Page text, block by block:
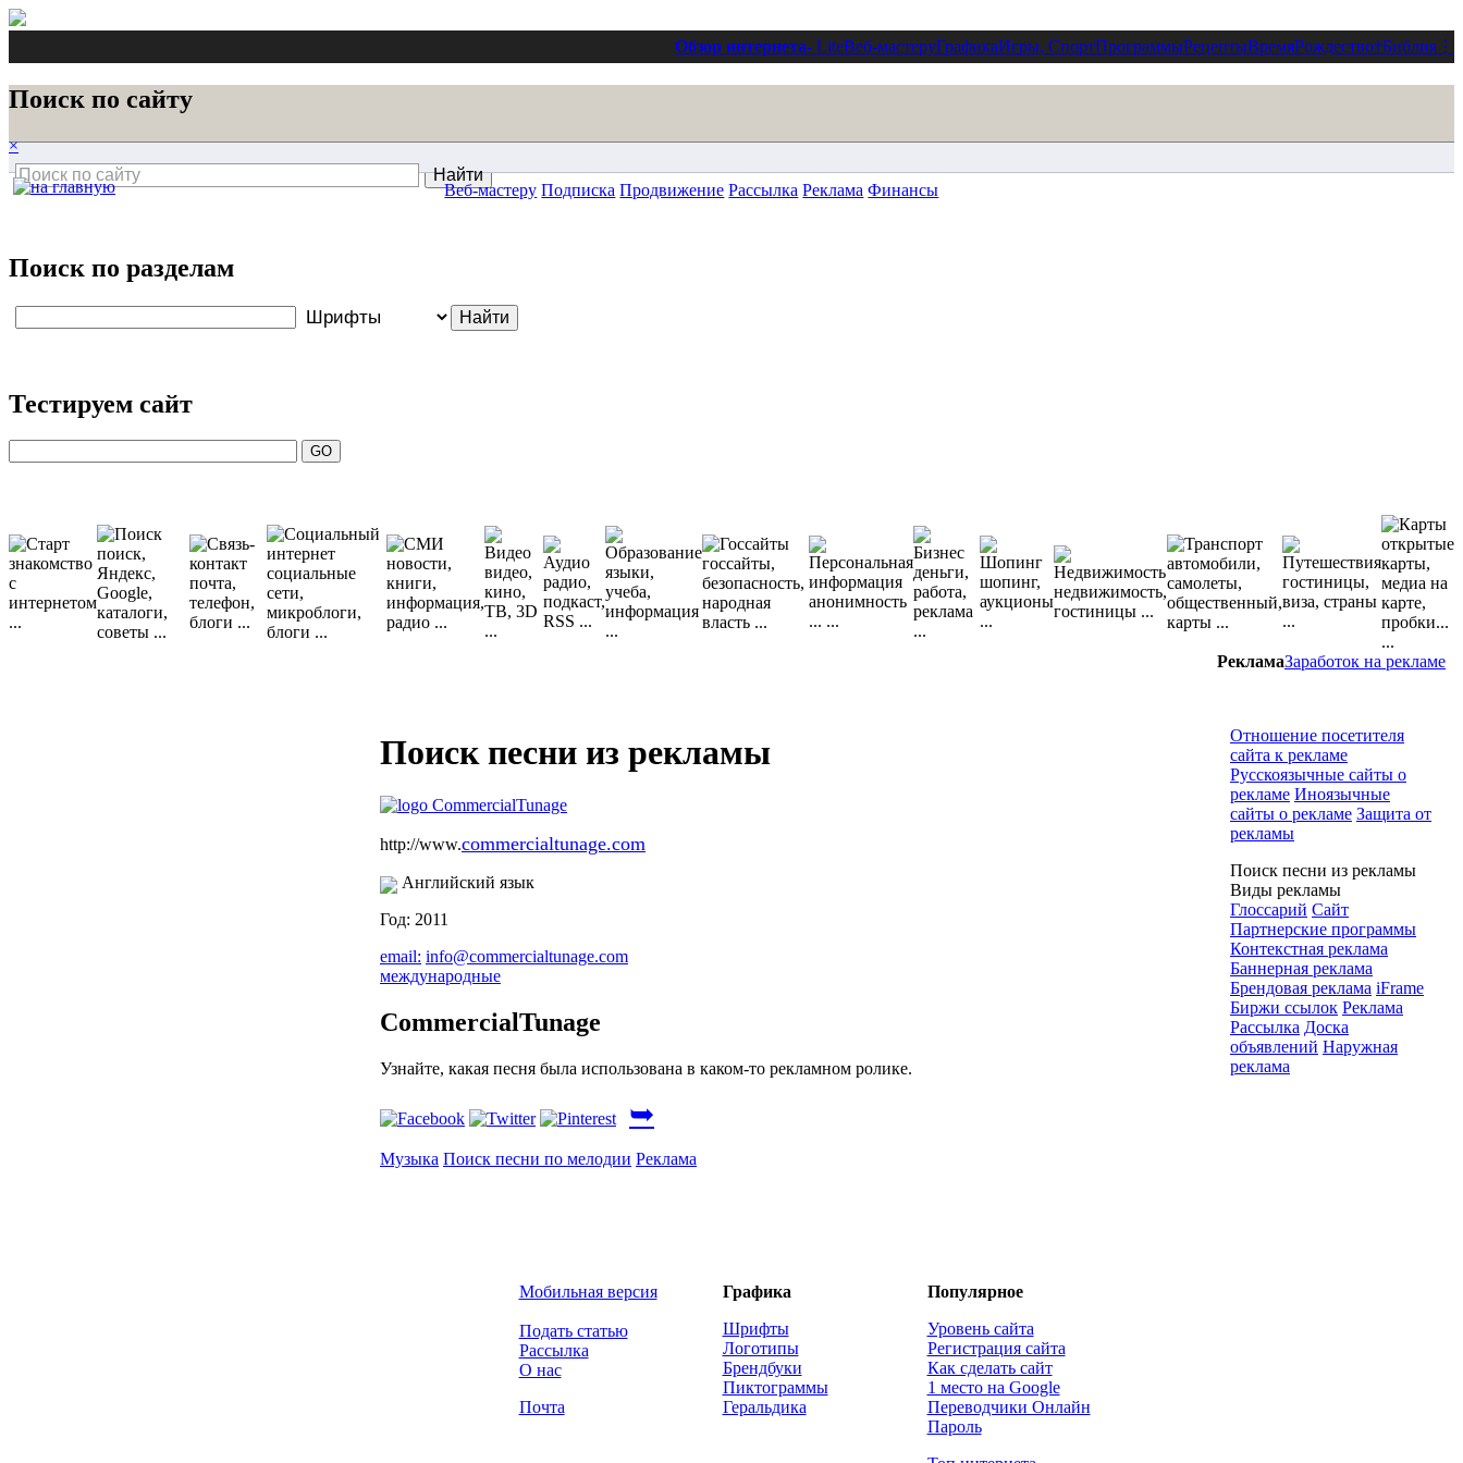
Обзор интернета- LiteВеб-мастеруГрафикаИгры, СпортПрограммыРецептыВремяРождество†Библия ⋮
Поиск по сайту
×
Поиск по разделам
Тестируем сайт
РекламаЗаработок на рекламе
Веб-мастеру Подписка Продвижение Рассылка Реклама Финансы
Поиск песни из рекламы
http://www.commercialtunage.com
Английский язык
Год: 2011
email: info@commercialtunage.com
международные
CommercialTunage
Узнайте, какая песня была использована в каком-то рекламном ролике.
➥
Музыка Поиск песни по мелодии Реклама
Отношение посетителя
сайта к рекламе
Русскоязычные сайты о
рекламе Иноязычные
сайты о рекламе Защита от
рекламы
Поиск песни из рекламы
Виды рекламы
Глоссарий Сайт
Партнерские программы
Контекстная реклама
Баннерная реклама
Брендовая реклама iFrame
Биржи ссылок Реклама
Рассылка Доска
объявлений Наружная
реклама
Мобильная версия
Подать статью
Рассылка
О нас
Почта
Графика
Шрифты
Логотипы
Брендбуки
Пиктограммы
Геральдика
Популярное
Уровень сайта
Регистрация сайта
Как сделать сайт
1 место на Google
Переводчики Онлайн
Пароль